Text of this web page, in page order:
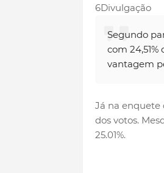
6Divulgação
Segundo
com
vantagem
Já na enquete
dos votos.
25.01%.